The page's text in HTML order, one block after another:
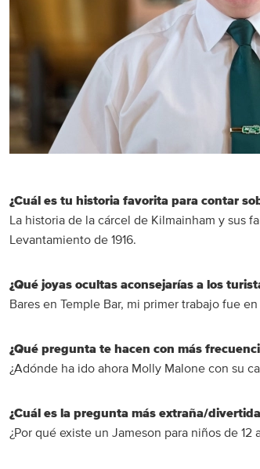
¿Cuál es tu historia favorita para contar
La historia de la cárcel de Kilmainham y sus
Levantamiento de 1916.
¿Qué joyas ocultas aconsejarías a los
Bares en Temple Bar, mi primer trabajo fue
¿Qué pregunta te hacen con más
¿Adónde ha ido ahora Molly Malone con su
¿Cuál es la pregunta más extraña/
¿Por qué existe un Jameson para niños de 12